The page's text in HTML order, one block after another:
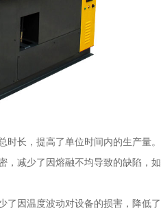
长，提高了单位时间内的生产量。
减少了因熔融不均导致的缺陷，
因温度波动对设备的损害，降低